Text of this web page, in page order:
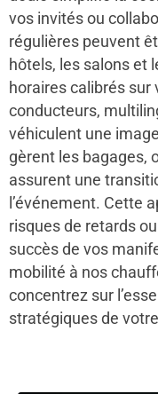
vos invités ou
régulières peuvent
hôtels, les salons et
horaires calibrés
conducteurs,
véhiculent une
gèrent les bagages,
assurent une
l’événement. Cette
risques de retards
succès de vos
mobilité à nos
concentrez sur
stratégiques de